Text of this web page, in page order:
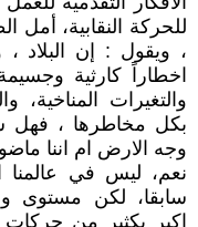
للحركة النقابية، أمل
، ويقول : إن البلاد ،
اخطاراً كارثية
والتغيرات
بكل مخاطرها ، فهل
وجه الارض ام اننا
نعم، ليس في عالمنا
سابقا، لكن مستوى
اكبر بكثير من حركات